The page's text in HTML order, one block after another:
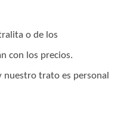
o de los
con los precios.
nuestro trato es personal